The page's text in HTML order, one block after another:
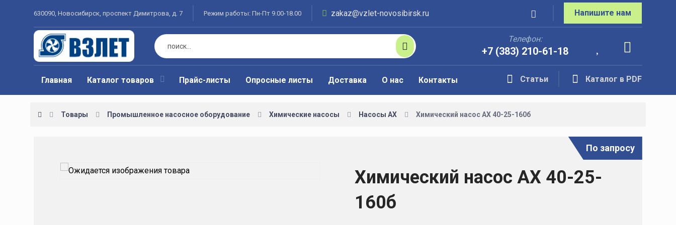
630090, Новосибирск, проспект Димитрова, д. 7 Режим работы: Пн-Пт 9.00-18.00 zakaz@vzlet-novosibirsk.ru Напишите нам
Телефон:
+7 (383) 210-61-18
Главная Каталог товаров Прайс-листы Опросные листы Доставка О нас Контакты Каталог в PDF
Статьи
Товары Промышленное насосное оборудование Химические насосы Насосы АХ Химический насос АХ 40-25-160б
Химический насос АХ 40-25-
160б
По запросу